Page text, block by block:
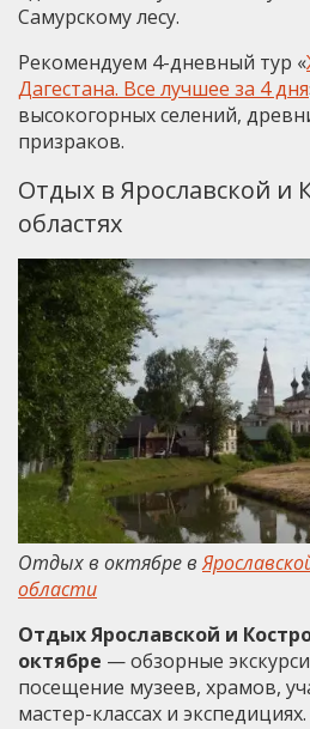
Самурскому лесу.
Рекомендуем 4-дневный тур «
Дагестана. Все лучшее за 4 дня
высокогорных селений,
призраков.
Отдых в Ярославской и
областях
Отдых в октябре в
области
Отдых Ярославской и
октябре — обзорные
посещение музеев, храмов,
мастер-классах и экспедициях.